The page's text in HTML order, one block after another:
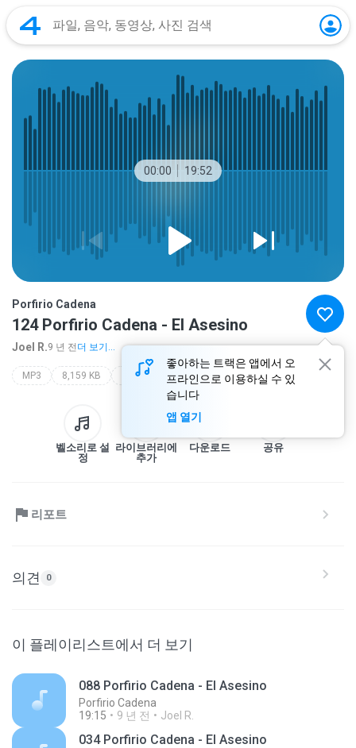
00:00 19:52
좋아하는 트랙은 앱에서 오
프라인으로 이용하실 수 있
습니다
앱 열기
Porfirio Cadena
124 Porfirio Cadena - El Asesino
Joel R.9 년 전 더 보기...
MP3 8,159 KB Mexicana porfirio cadena el asesino
벨소리로 설
정
라이브러리에
추가
다운로드 공유
리포트
의견 0
이 플레이리스트에서 더 보기
088 Porfirio Cadena - El Asesino
Porfirio Cadena
19:15
9 년 전 Joel R.
034 Porfirio Cadena - El Asesino